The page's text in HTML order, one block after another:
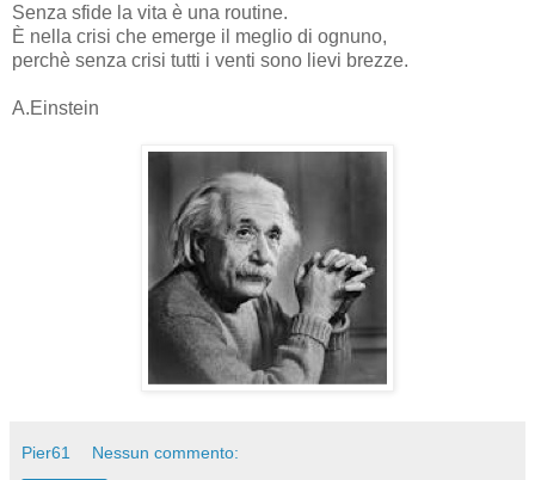
Senza sfide la vita è una routine.
È nella crisi che emerge il meglio di ognuno,
perchè senza crisi tutti i venti sono lievi brezze.
A.Einstein
Pier61 Nessun commento: